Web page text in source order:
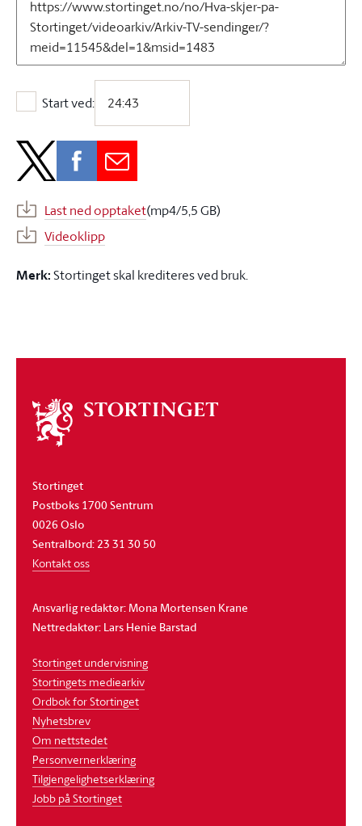
Start ved:
Start ved:
Last ned opptaket(mp4/5,5 GB)
Videoklipp
Merk:Stortinget skal krediteres ved bruk.
Om
stortinget
Stortinget
Postboks 1700 Sentrum
0026 Oslo
Sentralbord: 23 31 30 50
Kontakt oss
Ansvarlig redaktør: Mona Mortensen Krane
Nettredaktør: Lars Henie Barstad
Stortinget undervisning
Stortingets mediearkiv
Ordbok for Stortinget
Nyhetsbrev
Om nettstedet
Personvernerklæring
Tilgjengelighetserklæring
Jobb på Stortinget